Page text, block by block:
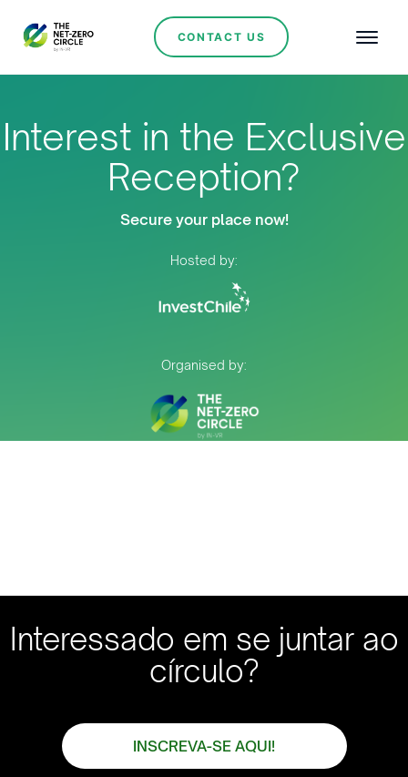
CONTACT US
Interest in the Exclusive
Reception?
Secure your place now!
Hosted by:
Organised by:
Interessado em se juntar ao
círculo?
INSCREVA-SE AQUI!